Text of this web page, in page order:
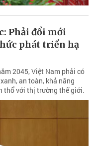
Phải đổi mới
phát triển hạ
2045, Việt Nam phải có
an toàn, khả năng
thổ với thị trường thế giới.